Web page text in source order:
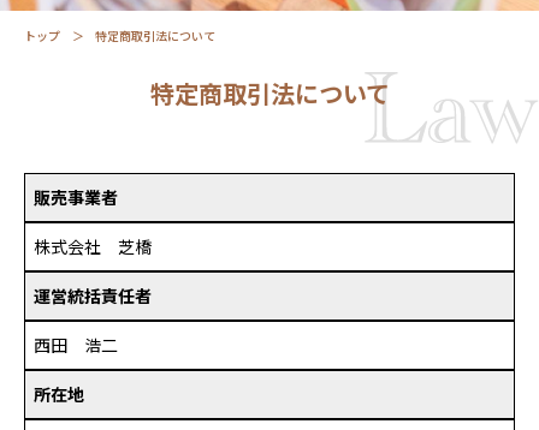
トップ 特定商取引法について
特定商取引法について
販売事業者
株式会社 芝橋
運営統括責任者
西田 浩二
所在地